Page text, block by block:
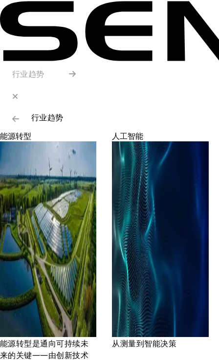
行业趋势
行业趋势
能源转型
能源转型是通向可持续未
来的关键——由创新技术
人工智能
从测量到智能决策